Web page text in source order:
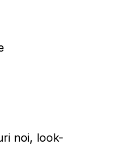
noi, look-